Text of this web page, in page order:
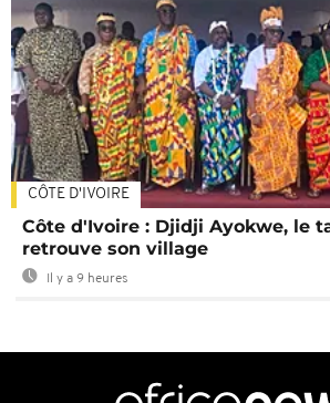
CÔTE D'IVOIRE
Côte d'Ivoire : Djidji Ayokwe, le
retrouve son village
Il y a 9 heures